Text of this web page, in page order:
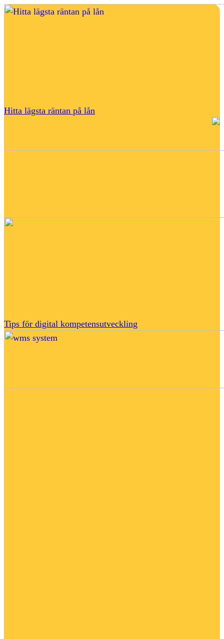
Hitta lägsta räntan på lån
Tips för digital kompetensutveckling